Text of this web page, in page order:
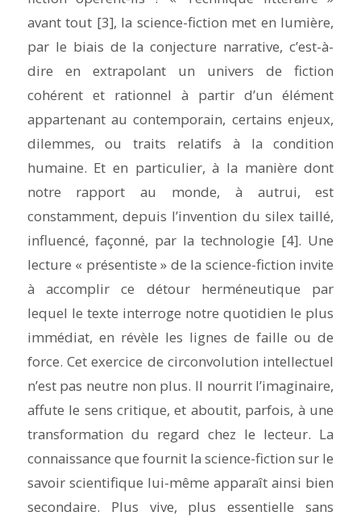
avant tout [3], la science-fiction met en lumière,
par le biais de laconjecture narrative, c’est-à-
dire en extrapolant un univers de fiction
cohérent et rationnel à partir d’un élément
appartenant au contemporain, certains enjeux,
dilemmes, ou traits relatifs à la condition
humaine. Et en particulier, à la manière dont
notre rapport au monde, à autrui, est
constamment, depuis l’invention du silex taillé,
influencé, façonné, par la technologie [4]. Une
lecture « présentiste » de la science-fiction invite
à accomplir ce détour herméneutique par
lequel le texte interroge notre quotidien le plus
immédiat, en révèle les lignes de faille ou de
force. Cet exercice de circonvolution intellectuel
n’est pas neutre non plus. Il nourrit l’imaginaire,
affute le sens critique, et aboutit, parfois, à une
transformation du regard chez le lecteur. La
connaissance que fournit la science-fiction sur le
savoir scientifique lui-même apparaît ainsi bien
secondaire. Plus vive, plus essentielle sans